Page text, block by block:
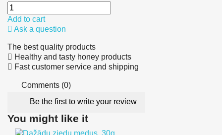
Add to cart
Ask a question
The best quality products
Healthy and tasty honey products
Fast customer service and shipping
Comments (0)
Be the first to write your review
You might like it